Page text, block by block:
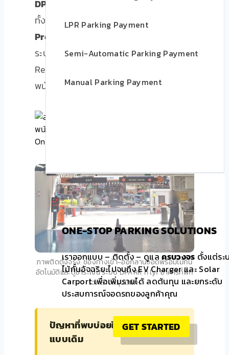
LPR Parking Payment
Semi-Automatic Parking Payment
Manual Parking Payment
ONE-STOP PARKING SOLUTIONS
เราออกแบบ – ติดตั้ง – ดูแลครบวงจร ตั้งแต่ระ
ไม้กั้นอัจฉริยะไปจนถึง EV Charger และ Solar
Carport เพื่อเพิ่มรายได้ ลดต้นทุน และยกระดับ
ประสบการณ์จอดรถของลูกค้าคุณ
GET STARTED
DPARK OnCloud Edition
แก้ปัญหา
ทั้งหมดด้วยระบบชำระค่าจอดผ่าน QR
PromptPay
ระบบเปิด-ปิดไม้กั้นอัตโนมัติ รายได้เข้า
Real-time ดูได้บนมือถือ ไม่ต้องมี
พนักงานเก็บเงินเลยสักคน
ภาพติดตั้งจริง: ช่องทางเข้า-ออกลานจอดพร้อมไม้กั้น
อัตโนมัติและตู้ชำระเงิน ระบบ DPARK ที่ lyf อาคารที่พัก
ใจกลางกรุงเทพฯ
ปัญหาที่พบบ่อยในลานจอดรถ
แบบเดิม